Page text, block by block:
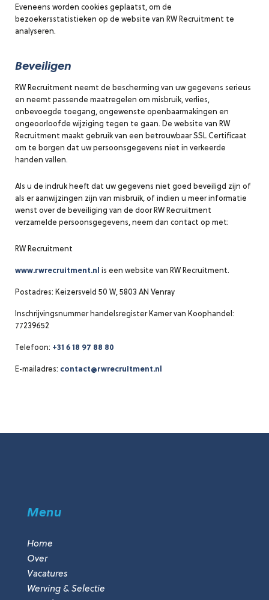
Eveneens worden cookies geplaatst, om de
bezoekersstatistieken op de website van RW Recruitment te
analyseren.
Beveiligen
RW Recruitment neemt de bescherming van uw gegevens serieus
en neemt passende maatregelen om misbruik, verlies,
onbevoegde toegang, ongewenste openbaarmakingen en
ongeoorloofde wijziging tegen te gaan. De website van RW
Recruitment maakt gebruik van een betrouwbaar SSL Certificaat
om te borgen dat uw persoonsgegevens niet in verkeerde
handen vallen.
Als u de indruk heeft dat uw gegevens niet goed beveiligd zijn of
als er aanwijzingen zijn van misbruik, of indien u meer informatie
wenst over de beveiliging van de door RW Recruitment
verzamelde persoonsgegevens, neem dan contact op met:
RW Recruitment
www.rwrecruitment.nl is een website van RW Recruitment.
Postadres: Keizersveld 50 W, 5803 AN Venray
Inschrijvingsnummer handelsregister Kamer van Koophandel:
77239652
Telefoon: +31 6 18 97 88 80
E-mailadres: contact@rwrecruitment.nl
Menu
Home
Over
Vacatures
Werving & Selectie